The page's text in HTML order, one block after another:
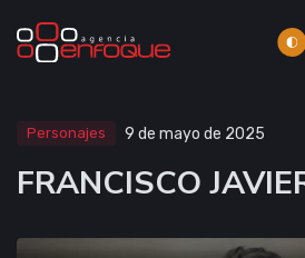
Personajes 9 de mayo de 2025
FRANCISCO